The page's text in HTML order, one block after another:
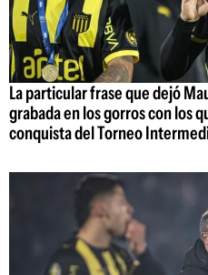
La particular frase que dejó
grabada en los gorros con los
conquista del Torneo